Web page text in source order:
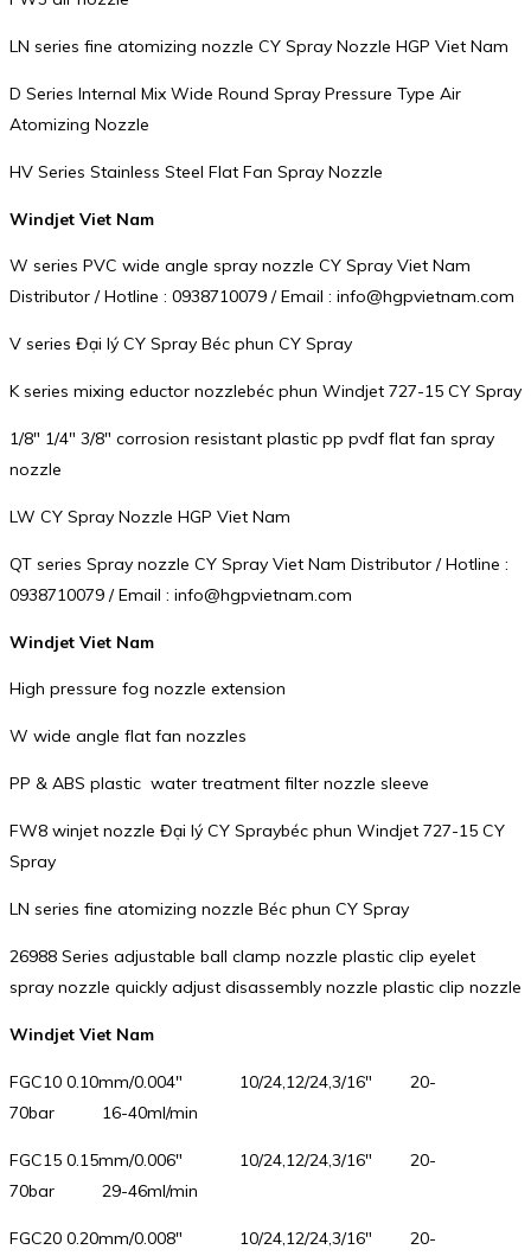
LN series fine atomizing nozzle CY Spray Nozzle HGP Viet Nam
D Series Internal Mix Wide Round Spray Pressure Type Air
Atomizing Nozzle
HV Series Stainless Steel Flat Fan Spray Nozzle
Windjet Viet Nam
W series PVC wide angle spray nozzle CY Spray Viet Nam
Distributor / Hotline : 0938710079 / Email : info@hgpvietnam.com
V series Đại lý CY Spray Béc phun CY Spray
K series mixing eductor nozzlebéc phun Windjet 727-15 CY Spray
1/8″ 1/4″ 3/8″ corrosion resistant plastic pp pvdf flat fan spray
nozzle
LW CY Spray Nozzle HGP Viet Nam
QT series Spray nozzle CY Spray Viet Nam Distributor / Hotline :
0938710079 / Email : info@hgpvietnam.com
Windjet Viet Nam
High pressure fog nozzle extension
W wide angle flat fan nozzles
PP & ABS plastic water treatment filter nozzle sleeve
FW8 winjet nozzle Đại lý CY Spraybéc phun Windjet 727-15 CY
Spray
LN series fine atomizing nozzle Béc phun CY Spray
26988 Series adjustable ball clamp nozzle plastic clip eyelet
spray nozzle quickly adjust disassembly nozzle plastic clip nozzle
Windjet Viet Nam
FGC10 0.10mm/0.004″ 10/24,12/24,3/16″ 20-
70bar 16-40ml/min
FGC15 0.15mm/0.006″ 10/24,12/24,3/16″ 20-
70bar 29-46ml/min
FGC20 0.20mm/0.008″ 10/24,12/24,3/16″ 20-